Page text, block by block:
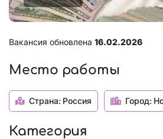
Вакансия обновлена 16.02.2026
Место работы
Страна: Россия Город:
Категория